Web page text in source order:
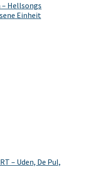
Hellsongs
Einheit
– Uden, De Pul,